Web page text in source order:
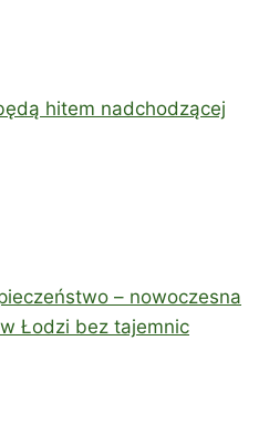
hitem nadchodzącej
– nowoczesna
Łodzi bez tajemnic